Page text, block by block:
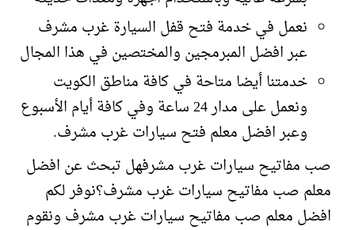
نعمل في خدمة فتح قفل السيارة غرب مشرف
عبر افضل المبرمجين والمختصين في هذا المجال
خدمتنا أيضا متاحة في كافة مناطق الكويت
ونعمل على مدار 24 ساعة وفي كافة أيام الأسبوع
وعبر افضل معلم فتح سيارات غرب مشرف.
صب مفاتيح سيارات غرب مشرفهل تبحث عن افضل
معلم صب مفاتيح سيارات غرب مشرف؟نوفر لكم
افضل معلم صب مفاتيح سيارات غرب مشرف ونقوم